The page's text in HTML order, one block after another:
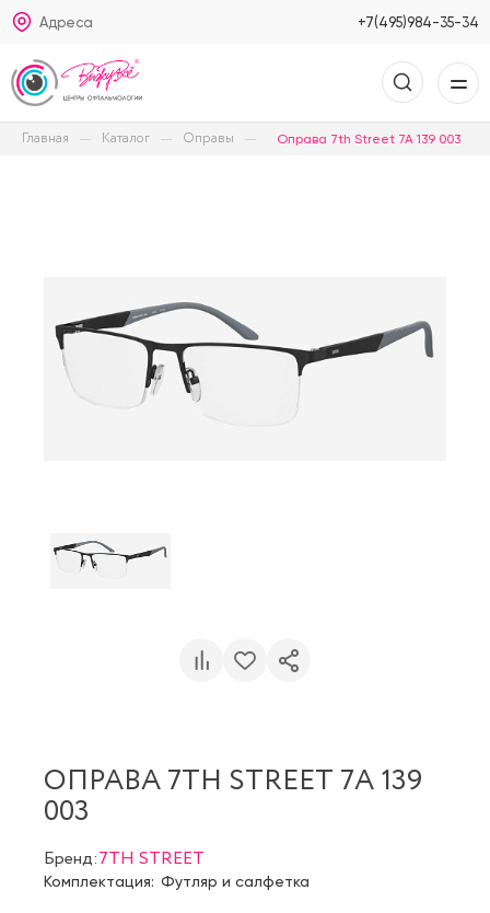
Адреса +7(495)984-35-34
Главная Каталог Оправы Оправа 7th Street 7A 139 003
ОПРАВА 7TH STREET 7A 139
003
Бренд:7TH STREET
Комплектация: Футляр и салфетка